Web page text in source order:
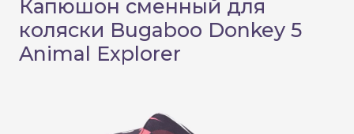
Капюшон сменный для
коляски Bugaboo Donkey 5
Animal Explorer